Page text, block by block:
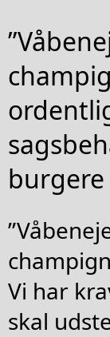
burgere
Vi har
skal